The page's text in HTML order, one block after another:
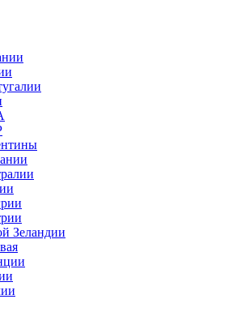
Зеландии